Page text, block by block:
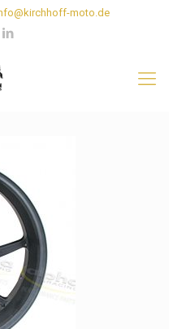
moto.de